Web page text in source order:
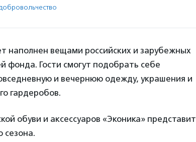
наполнен вещами российских и зарубежных
фонда. Гости смогут подобрать себе
и вечернюю одежду, украшения и
гардеробов.
обуви и аксессуаров «Эконика» представит
сезона.